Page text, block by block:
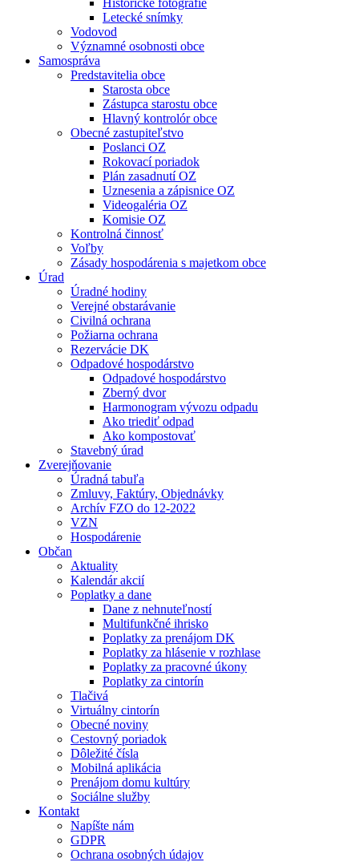
Historické fotografie
Letecké snímky
Vodovod
Významné osobnosti obce
Samospráva
Predstavitelia obce
Starosta obce
Zástupca starostu obce
Hlavný kontrolór obce
Obecné zastupiteľstvo
Poslanci OZ
Rokovací poriadok
Plán zasadnutí OZ
Uznesenia a zápisnice OZ
Videogaléria OZ
Komisie OZ
Kontrolná činnosť
Voľby
Zásady hospodárenia s majetkom obce
Úrad
Úradné hodiny
Verejné obstarávanie
Civilná ochrana
Požiarna ochrana
Rezervácie DK
Odpadové hospodárstvo
Odpadové hospodárstvo
Zberný dvor
Harmonogram vývozu odpadu
Ako triediť odpad
Ako kompostovať
Stavebný úrad
Zverejňovanie
Úradná tabuľa
Zmluvy, Faktúry, Objednávky
Archív FZO do 12-2022
VZN
Hospodárenie
Občan
Aktuality
Kalendár akcií
Poplatky a dane
Dane z nehnuteľností
Multifunkčné ihrisko
Poplatky za prenájom DK
Poplatky za hlásenie v rozhlase
Poplatky za pracovné úkony
Poplatky za cintorín
Tlačivá
Virtuálny cintorín
Obecné noviny
Cestovný poriadok
Dôležité čísla
Mobilná aplikácia
Prenájom domu kultúry
Sociálne služby
Kontakt
Napíšte nám
GDPR
Ochrana osobných údajov